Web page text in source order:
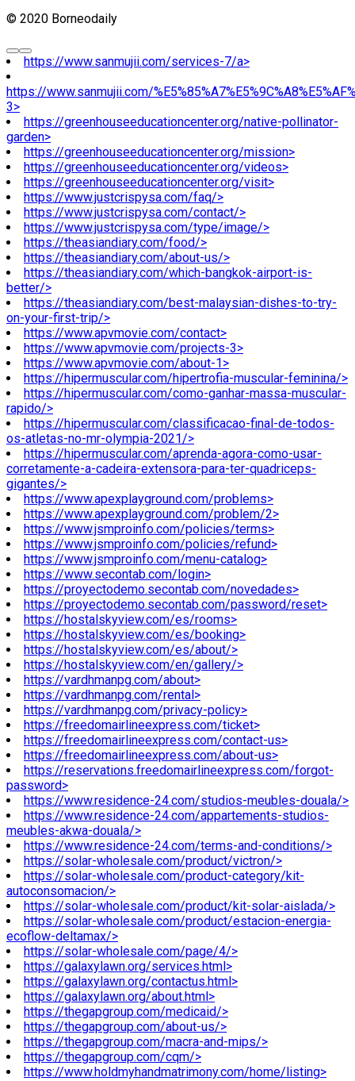
© 2020 Borneodaily
https://www.sanmujii.com/services-7/a>
https://www.sanmujii.com/
3>
https://greenhouseeducationcenter.org/native-pollinator-
garden>
https://greenhouseeducationcenter.org/mission>
https://greenhouseeducationcenter.org/videos>
https://greenhouseeducationcenter.org/visit>
https://www.justcrispysa.com/faq/>
https://www.justcrispysa.com/contact/>
https://www.justcrispysa.com/type/image/>
https://theasiandiary.com/food/>
https://theasiandiary.com/about-us/>
https://theasiandiary.com/which-bangkok-airport-is-
better/>
https://theasiandiary.com/best-malaysian-dishes-to-try-
on-your-first-trip/>
https://www.apvmovie.com/contact>
https://www.apvmovie.com/projects-3>
https://www.apvmovie.com/about-1>
https://hipermuscular.com/hipertrofia-muscular-feminina/>
https://hipermuscular.com/como-ganhar-massa-muscular-
rapido/>
https://hipermuscular.com/classificacao-final-de-todos-
os-atletas-no-mr-olympia-2021/>
https://hipermuscular.com/aprenda-agora-como-usar-
corretamente-a-cadeira-extensora-para-ter-quadriceps-
gigantes/>
https://www.apexplayground.com/problems>
https://www.apexplayground.com/problem/2>
https://www.jsmproinfo.com/policies/terms>
https://www.jsmproinfo.com/policies/refund>
https://www.jsmproinfo.com/menu-catalog>
https://www.secontab.com/login>
https://proyectodemo.secontab.com/novedades>
https://proyectodemo.secontab.com/password/reset>
https://hostalskyview.com/es/rooms>
https://hostalskyview.com/es/booking>
https://hostalskyview.com/es/about/>
https://hostalskyview.com/en/gallery/>
https://vardhmanpg.com/about>
https://vardhmanpg.com/rental>
https://vardhmanpg.com/privacy-policy>
https://freedomairlineexpress.com/ticket>
https://freedomairlineexpress.com/contact-us>
https://freedomairlineexpress.com/about-us>
https://reservations.freedomairlineexpress.com/forgot-
password>
https://www.residence-24.com/studios-meubles-douala/>
https://www.residence-24.com/appartements-studios-
meubles-akwa-douala/>
https://www.residence-24.com/terms-and-conditions/>
https://solar-wholesale.com/product/victron/>
https://solar-wholesale.com/product-category/kit-
autoconsomacion/>
https://solar-wholesale.com/product/kit-solar-aislada/>
https://solar-wholesale.com/product/estacion-energia-
ecoflow-deltamax/>
https://solar-wholesale.com/page/4/>
https://galaxylawn.org/services.html>
https://galaxylawn.org/contactus.html>
https://galaxylawn.org/about.html>
https://thegapgroup.com/medicaid/>
https://thegapgroup.com/about-us/>
https://thegapgroup.com/macra-and-mips/>
https://thegapgroup.com/cqm/>
https://www.holdmyhandmatrimony.com/home/listing>